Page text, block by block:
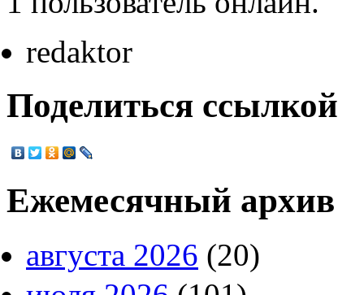
redaktor
Поделиться ссылкой
Ежемесячный архив
августа 2026 (20)